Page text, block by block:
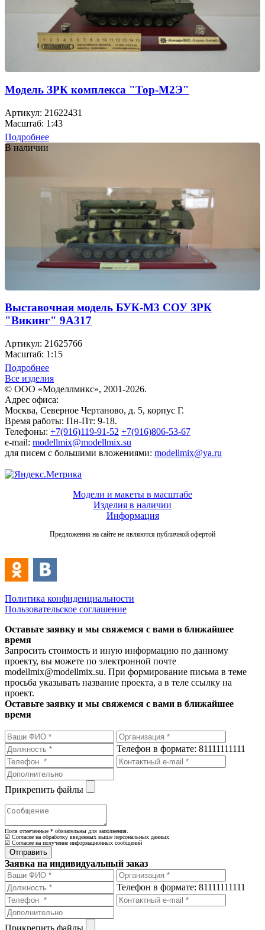
Модель ЗРК комплекса "Тор-М2Э"
Артикул: 21622431
Масштаб: 1:43
Подробнее
В наличии
Выставочная модель БУК-М3 СОУ ЗРК
"Викинг" 9А317
Артикул: 21625766
Масштаб: 1:15
Подробнее
Все изделия
© ООО «Моделлмикс», 2001-2026.
Адрес офиса:
Москва, Северное Чертаново, д. 5, корпус Г.
Время работы: Пн-Пт: 9-18.
Телефоны: +7(916)119-91-52 +7(916)806-53-67
e-mail: modellmix@modellmix.su
для писем с большими вложениями: modellmix@ya.ru
Модели и макеты в масштабе
Изделия в наличии
Информация
Предложения на сайте не являются публичной офертой
Политика конфиденциальности
Пользовательское соглашение
Оставьте заявку и мы свяжемся с вами в ближайшее
время
Запросить стоимость и иную информацию по данному
проекту, вы можете по электронной почте
modellmix@modellmix.su. При формирование письма в теме
просьба указывать название проекта, а в теле ссылку на
проект.
Оставьте заявку и мы свяжемся с вами в ближайшее
время
Телефон в формате: 81111111111
Прикрепить файлы
Поля отмеченные * обязательны для заполнения.
☑ Согласие на обработку введенных выше персональных данных
☑ Согласие на получение информационных сообщений
Заявка на индивидуальный заказ
Телефон в формате: 81111111111
Прикрепить файлы